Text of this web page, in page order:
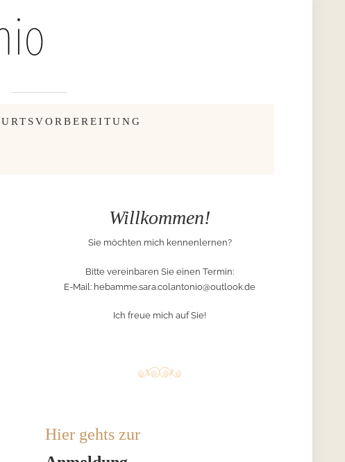
Willkommen!
Sie möchten mich kennenlernen?
Bitte vereinbaren Sie einen Termin:
E-Mail: hebamme.sara.colantonio@outlook.de
Ich freue mich auf Sie!
Hier gehts zur